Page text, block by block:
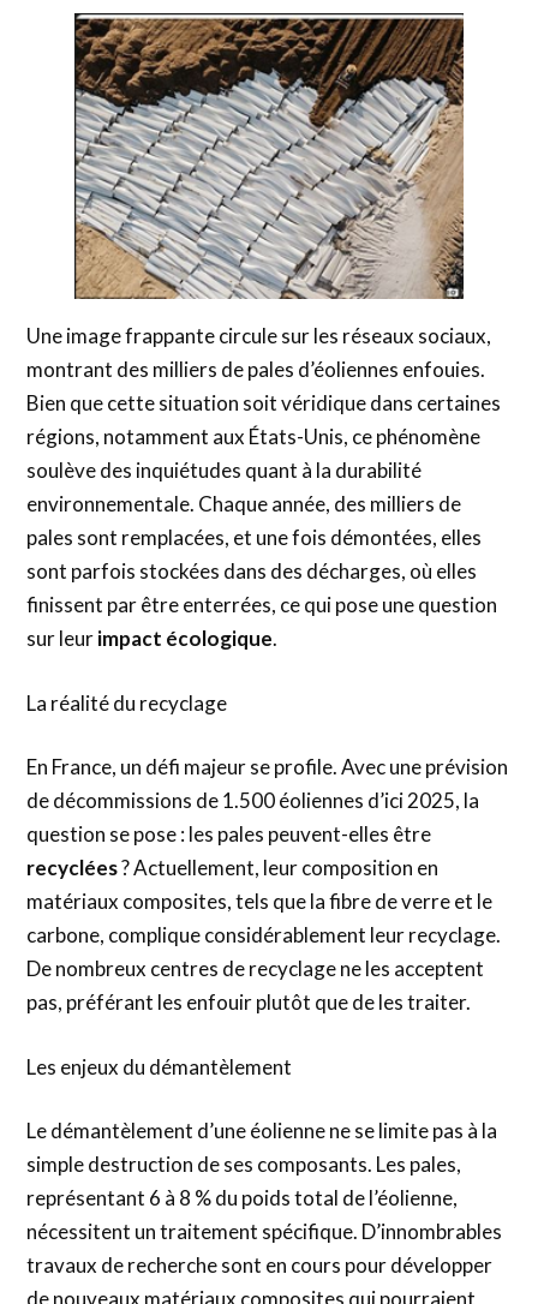
Une image frappante circule sur les réseaux sociaux,
montrant des milliers de pales d’éoliennes enfouies.
Bien que cette situation soit véridique dans certaines
régions, notamment aux États-Unis, ce phénomène
soulève des inquiétudes quant à la durabilité
environnementale. Chaque année, des milliers de
pales sont remplacées, et une fois démontées, elles
sont parfois stockées dans des décharges, où elles
finissent par être enterrées, ce qui pose une question
sur leurimpact écologique.
La réalité du recyclage
En France, un défi majeur se profile. Avec une prévision
de décommissions de 1.500 éoliennes d’ici 2025, la
question se pose : les pales peuvent-elles être
recyclées? Actuellement, leur composition en
matériaux composites, tels que la fibre de verre et le
carbone, complique considérablement leur recyclage.
De nombreux centres de recyclage ne les acceptent
pas, préférant les enfouir plutôt que de les traiter.
Les enjeux du démantèlement
Le démantèlement d’une éolienne ne se limite pas à la
simple destruction de ses composants. Les pales,
représentant 6 à 8 % du poids total de l’éolienne,
nécessitent un traitement spécifique. D’innombrables
travaux de recherche sont en cours pour développer
de nouveaux matériaux composites qui pourraient